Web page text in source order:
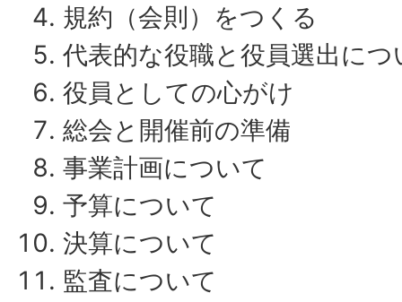
規約（会則）をつくる
代表的な役職と役員選出につ
役員としての心がけ
総会と開催前の準備
事業計画について
予算について
決算について
監査について